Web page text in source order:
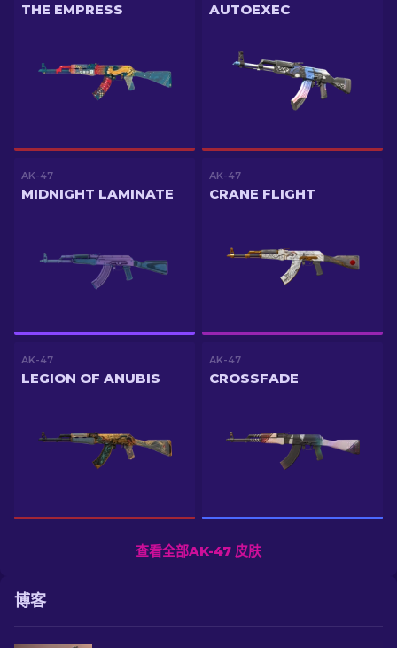
THE EMPRESS AUTOEXEC
AK-47
MIDNIGHT LAMINATE
AK-47
CRANE FLIGHT
AK-47
LEGION OF ANUBIS
AK-47
CROSSFADE
查看全部AK-47 皮肤
博客